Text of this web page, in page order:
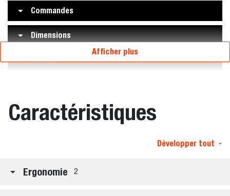
Commandes
Dimensions
Moteur
Afficher plus
Caractéristiques
Développer tout
Ergonomie 2